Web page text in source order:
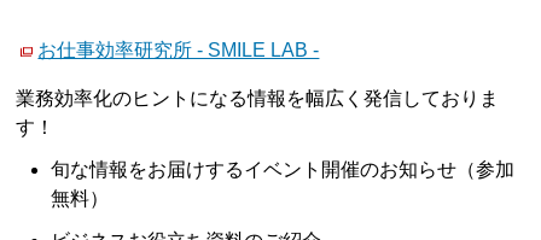
お仕事効率研究所 - SMILE LAB -
業務効率化のヒントになる情報を幅広く発信しておりま
す！
旬な情報をお届けするイベント開催のお知らせ（参加
無料）